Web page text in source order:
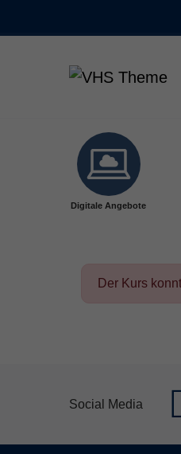
Digitale Angebote
Der Kurs
Social Media